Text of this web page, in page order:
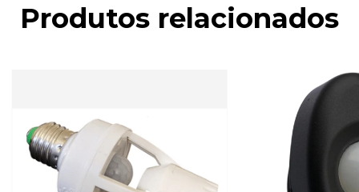
Produtos relacionados